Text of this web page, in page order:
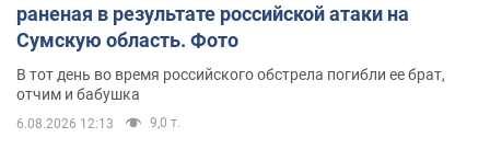
раненая в результате российской атаки на
Сумскую область. Фото
В тот день во время российского обстрела погибли ее брат,
отчим и бабушка
6.08.2026 12:13 9,0 т.